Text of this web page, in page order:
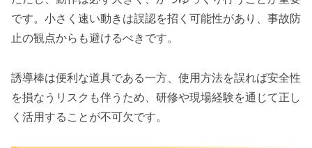
です。小さく速い動きは誤認を招く可能性があり、事故防
止の観点からも避けるべきです。
誘導棒は便利な道具である一方、使用方法を誤れば安全性
を損なうリスクも伴うため、研修や現場経験を通じて正し
く活用することが不可欠です。